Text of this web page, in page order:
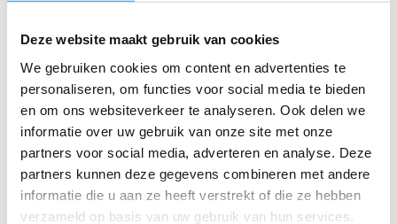
Deze website maakt gebruik van cookies
We gebruiken cookies om content en advertenties te
personaliseren, om functies voor social media te bieden
en om ons websiteverkeer te analyseren. Ook delen we
informatie over uw gebruik van onze site met onze
partners voor social media, adverteren en analyse. Deze
partners kunnen deze gegevens combineren met andere
informatie die u aan ze heeft verstrekt of die ze hebben
verzameld op basis van uw gebruik van hun services.
mondstuk aan te raken, wat extra hygiënisch is. Onderweg drink
je eenvoudig met één hand. Het grotere mondstuk zorgt voor een
vlotte doorstroming. Dankzij de stevige afdichting en het
versterkte siliconen ventiel blijft de fles lekvrij wanneer deze
goed is afgesloten.
Deze drinkfles maakt deel uit van de Fusion range, waardoor alle
Fusion doppen en Fusion bases onderling uitwisselbaar zijn. De
verschillende maten en kleuren maken het mogelijk om
drinkflessen, smoothie cups en coffee cups naar wens samen te